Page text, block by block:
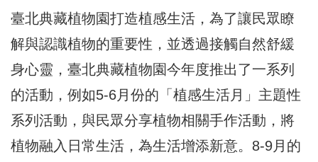
臺北典藏植物園打造植感生活，為了讓民眾瞭
解與認識植物的重要性，並透過接觸自然舒緩
身心靈，臺北典藏植物園今年度推出了一系列
的活動，例如5-6月份的「植感生活月」主題性
系列活動，與民眾分享植物相關手作活動，將
植物融入日常生活，為生活增添新意。8-9月的